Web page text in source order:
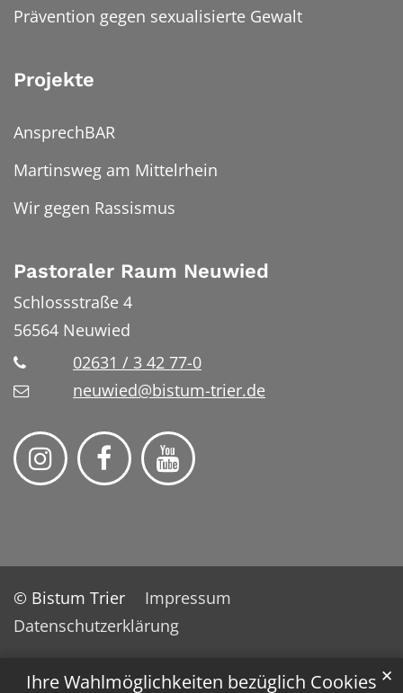
Ihre Wahlmöglichkeiten bezüglich Cookies ✕
Prävention gegen sexualisierte Gewalt
Projekte
AnsprechBAR
Martinsweg am Mittelrhein
Wir gegen Rassismus
Pastoraler Raum Neuwied
Schlossstraße 4
56564 Neuwied
02631 / 3 42 77-0
neuwied@bistum-trier.de
© Bistum Trier
Impressum
Datenschutzerklärung